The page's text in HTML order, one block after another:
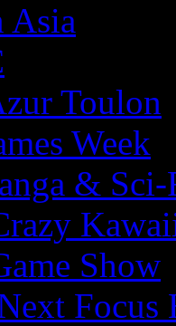
Asia
Toulon
Week
&
Show